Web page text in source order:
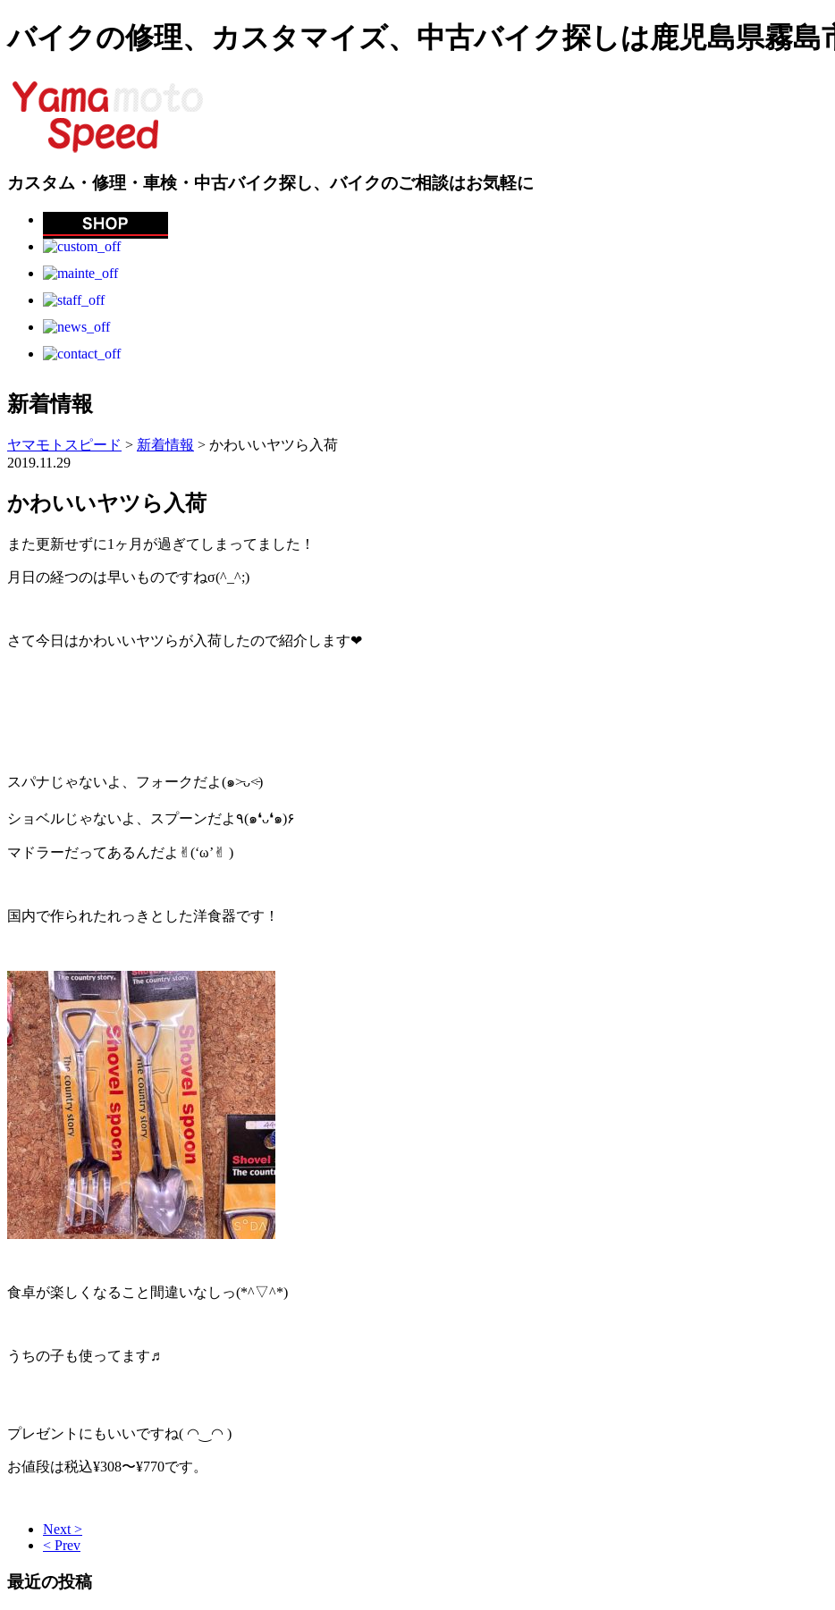
バイクの修理、カスタマイズ、中古バイク探しは鹿児島県霧
カスタム・修理・車検・中古バイク探し、バイクのご相談はお気軽に
新着情報
ヤマモトスピード > 新着情報 > かわいいヤツら入荷
2019.11.29
かわいいヤツら入荷
また更新せずに1ヶ月が過ぎてしまってました！
月日の経つのは早いものですねσ(^_^;)
さて今日はかわいいヤツらが入荷したので紹介します❤︎
スパナじゃないよ、フォークだよ(๑˃̵ᴗ˂̵)
ショベルじゃないよ、スプーンだよ٩(๑❛ᴗ❛๑)۶
マドラーだってあるんだよ✌︎(‘ω’✌︎ )
国内で作られたれっきとした洋食器です！
食卓が楽しくなること間違いなしっ(*^▽^*)
うちの子も使ってます♬
プレゼントにもいいですね( ◠‿◠ )
お値段は税込¥308〜¥770です。
Next >
< Prev
最近の投稿